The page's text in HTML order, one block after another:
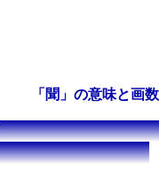
「聞」の意味と画数